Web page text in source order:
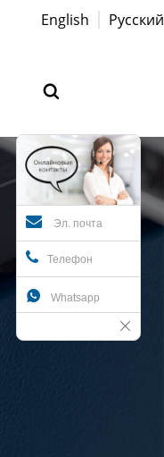
English Русский

Эл. почта
Телефон
 Whatsapp